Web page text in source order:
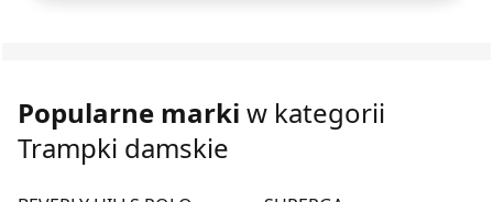
Popularne marki w kategorii
Trampki damskie